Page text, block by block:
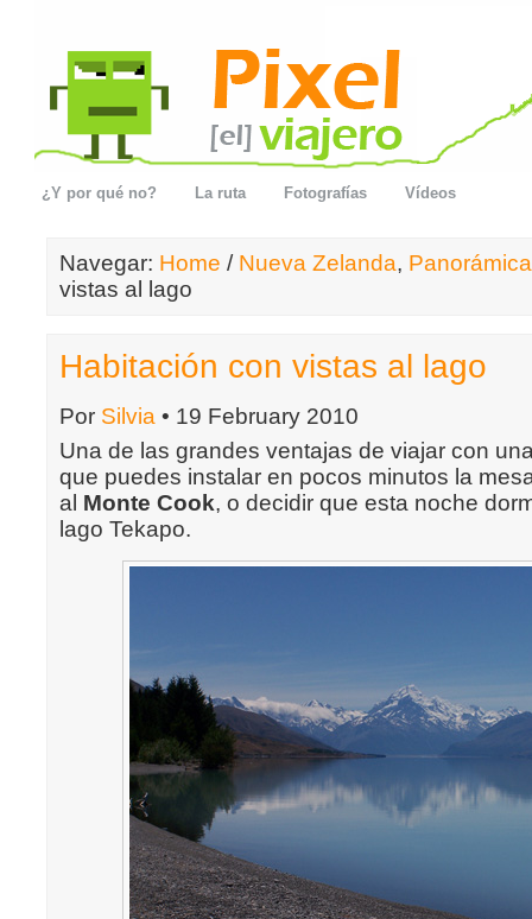
¿Y por qué no? La ruta Fotografías Vídeos
Navegar: Home / Nueva Zelanda,
vistas al lago
Habitación con vistas al lago
Por Silvia • 19 February 2010
Una de las grandes ventajas de viajar con
que puedes instalar en pocos minutos la
al Monte Cook, o decidir que esta noche
lago Tekapo.